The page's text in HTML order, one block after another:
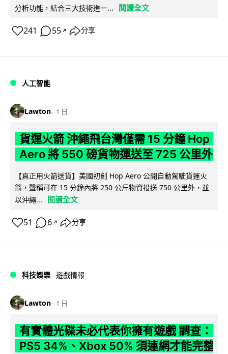
分析功能，結合三大技術進一...
閱讀全文
241 55 ↗ 分享
人工智能
Lawton 1 日
貨運火箭 沖繩飛台灣僅需 15 分鐘 Hop
Aero 將 550 磅貨物運送至 725 公里外
【真正用火箭送貨】美國初創 Hop Aero 公開自動駕駛貨運火
箭，聲稱可在 15 分鐘內將 250 公斤物資投送 750 公里外，並
以沖繩...
閱讀全文
51 6 ↗ 分享
科技娛樂 遊戲情報
Lawton 1 日
有實體光碟未必代表你擁有遊戲 調查：
PS5 34%、Xbox 50% 須連網才能完整